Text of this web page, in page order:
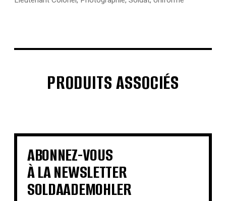
PRODUITS ASSOCIÉS
€ €
€ € €
€ €
ABONNEZ-VOUS
À LA NEWSLETTER
SOLDAADEMOHLER